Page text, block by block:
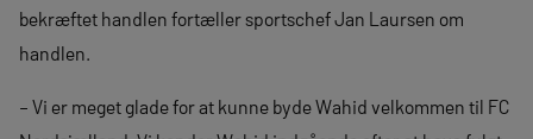
bekræftet handlen fortæller sportschef Jan Laursen om
handlen.
– Vi er meget glade for at kunne byde Wahid velkommen til FC